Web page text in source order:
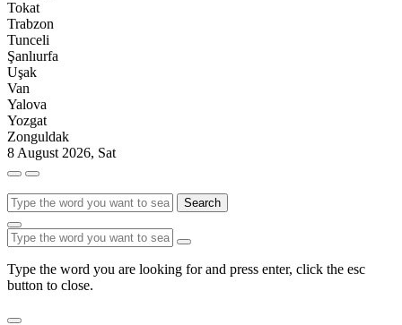
Tokat
Trabzon
Tunceli
Şanlıurfa
Uşak
Van
Yalova
Yozgat
Zonguldak
8 August 2026, Sat
Search
Type the word you are looking for and press enter, click the esc
button to close.